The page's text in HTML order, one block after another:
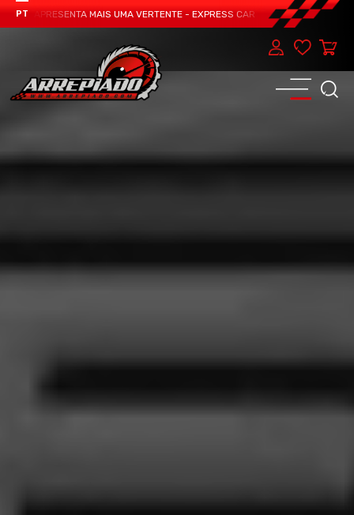
PT
APRESENTA MAIS UMA VERTENTE - EXPRESS CAR SERVICE, MANUTENÇÃO